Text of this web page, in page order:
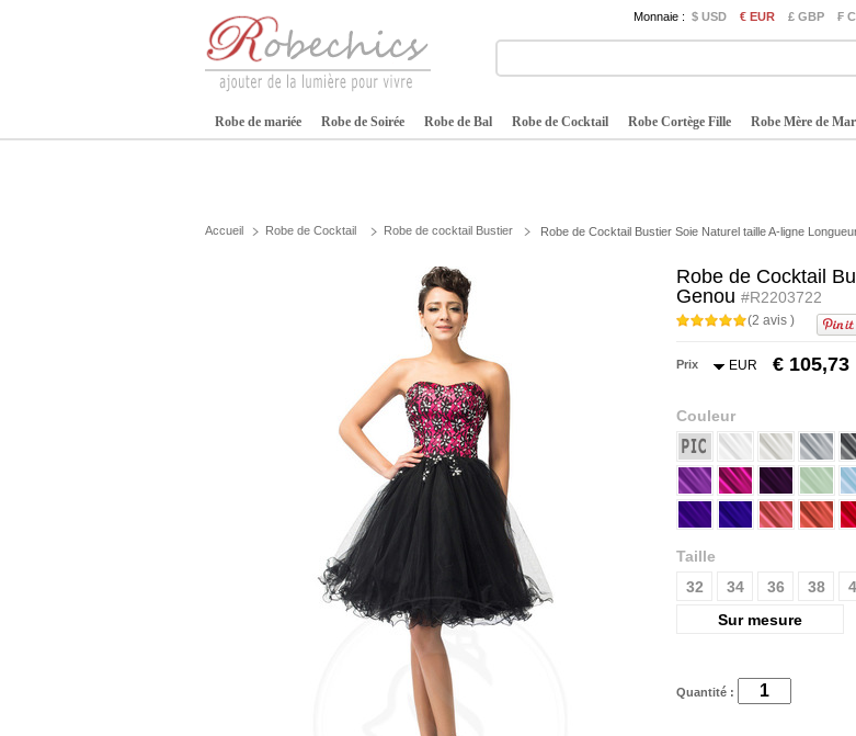
Monnaie : $ USD € EUR £ GBP ₣
Robe de mariée Robe de Soirée Robe de Bal Robe de Cocktail Robe Cortège Fille Robe Mère de
Accueil Robe de Cocktail Robe de cocktail Bustier Robe de Cocktail Bustier Soie Naturel taille A-ligne
Robe de Cocktail
Genou #R2203722
(2 avis )
Prix EUR € 105,73
Couleur
Taille
32
34 36 38
Sur mesure
Quantité :